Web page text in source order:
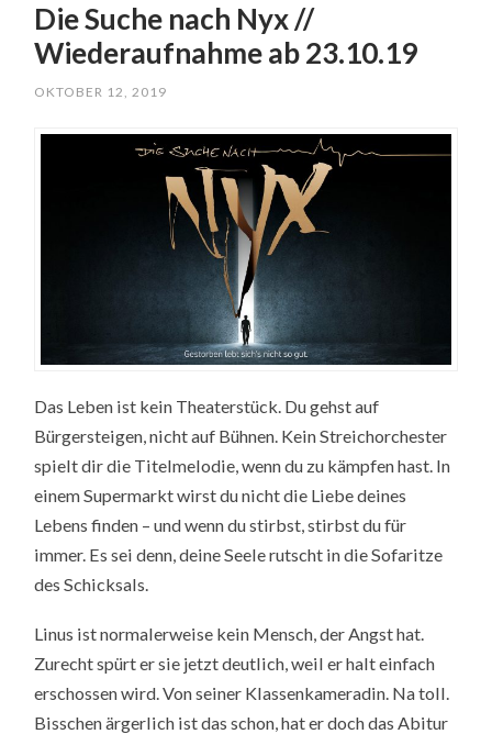
Die Suche nach Nyx //
Wiederaufnahme ab 23.10.19
OKTOBER 12, 2019
Das Leben ist kein Theaterstück. Du gehst auf
Bürgersteigen, nicht auf Bühnen. Kein Streichorchester
spielt dir die Titelmelodie, wenn du zu kämpfen hast. In
einem Supermarkt wirst du nicht die Liebe deines
Lebens finden – und wenn du stirbst, stirbst du für
immer. Es sei denn, deine Seele rutscht in die Sofaritze
des Schicksals.
Linus ist normalerweise kein Mensch, der Angst hat.
Zurecht spürt er sie jetzt deutlich, weil er halt einfach
erschossen wird. Von seiner Klassenkameradin. Na toll.
Bisschen ärgerlich ist das schon, hat er doch das Abitur